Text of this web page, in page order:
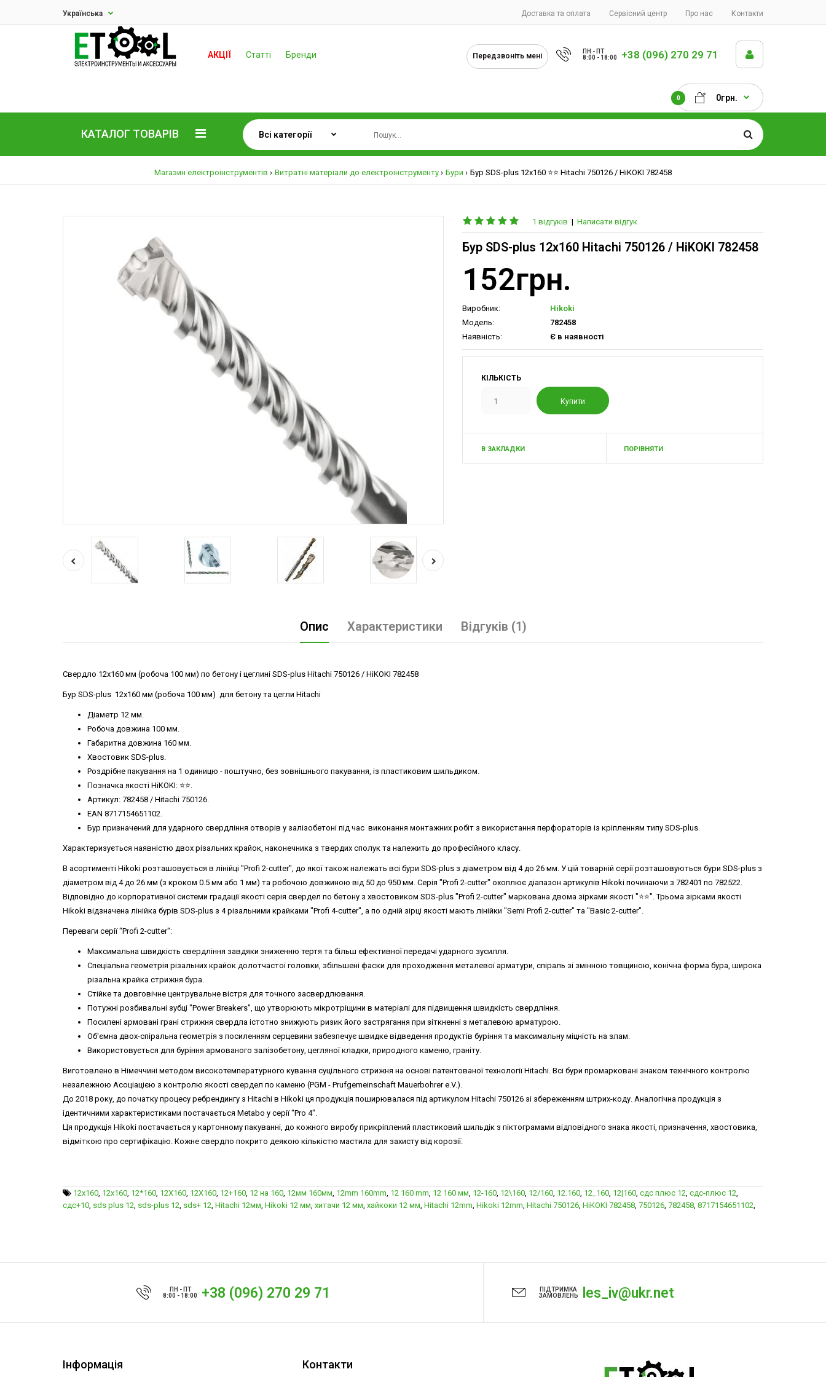
Доставка та оплата Сервісний центр Про нас Контакти
Українська
АКЦІЇ Статті Бренди Передзвоніть мені
ПН - ПТ
8:00 - 18:00
+38 (096) 270 29 71
0 0грн.
КАТАЛОГ ТОВАРІВ
Магазин електроінструментів Витратні матеріали до електроінструменту Бури Бур SDS-plus 12х160 ⭐️⭐️ Hitachi 750126 / HiKOKI 782458
1 відгуків | Написати відгук
Бур SDS-plus 12х160 Hitachi 750126 / HiKOKI 782458
152грн.
Виробник:
Hikoki
Модель:
782458
Наявність:
Є в наявності
КІЛЬКІСТЬ
В ЗАКЛАДКИ ПОРІВНЯТИ
Опис Характеристики Відгуків (1)
Свердло 12х160 мм (робоча 100 мм) по бетону і цеглині SDS-plus Hitachi 750126 / HiKOKI 782458
Бур SDS-plus 12х160 мм (робоча 100 мм) для бетону та цегли Hitachi
Діаметр 12 мм.
Робоча довжина 100 мм.
Габаритна довжина 160 мм.
Хвостовик SDS-plus.
Роздрібне пакування на 1 одиницю - поштучно, без зовнішнього пакування, із пластиковим шильдиком.
Позначка якості HiKOKI: ⭐️⭐️.
Артикул: 782458 / Hitachi 750126.
EAN 8717154651102.
Бур призначений для ударного свердління отворів у залізобетоні під час виконання монтажних робіт з використання перфораторів із кріпленням типу SDS-plus.
Характеризується наявністю двох різальних крайок, наконечника з твердих сполук та належить до професійного класу.
В асортименті Hikoki розташовується в лінійці "Profi 2-cutter", до якої також належать всі бури SDS-plus з діаметром від 4 до 26 мм. У цій товарній серії розташовуються бури SDS-plus з
діаметром від 4 до 26 мм (з кроком 0.5 мм або 1 мм) та робочою довжиною від 50 до 950 мм. Серія "Profi 2-cutter" охоплює діапазон артикулів Hikoki починаючи з 782401 по 782522.
Відповідно до корпоративної системи градації якості серія свердел по бетону з хвостовиком SDS-plus "Profi 2-cutter" маркована двома зірками якості "⭐️⭐️". Трьома зірками якості
Hikoki відзначена лінійка бурів SDS-plus з 4 різальними крайками "Profi 4-cutter", а по одній зірці якості мають лінійки "Semi Profi 2-cutter" та "Basic 2-cutter".
Переваги серії "Profi 2-cutter":
Максимальна швидкість свердління завдяки зниженню тертя та більш ефективної передачі ударного зусилля.
Спеціальна геометрія різальних крайок долотчастої головки, збільшені фаски для проходження металевої арматури, спіраль зі змінною товщиною, конічна форма бура, широка
різальна крайка стрижня бура.
Стійке та довговічне центрувальне вістря для точного засвердлювання.
Потужні розбивальні зубці "Power Breakers", що утворюють мікротріщини в матеріалі для підвищення швидкість свердління.
Посилені армовані грані стрижня свердла істотно знижують ризик його застрягання при зіткненні з металевою арматурою.
Об'ємна двох-спіральна геометрія з посиленням серцевини забезпечує швидке відведення продуктів буріння та максимальну міцність на злам.
Використовується для буріння армованого залізобетону, цегляної кладки, природного каменю, граніту.
Виготовлено в Німеччині методом високотемпературного кування суцільного стрижня на основі патентованої технології Hitachi. Всі бури промарковані знаком технічного контролю
незалежною Асоціацією з контролю якості свердел по каменю (PGM - Prufgemeinschaft Mauerbohrer e.V.).
До 2018 року, до початку процесу ребрендингу з Hitachi в Hikoki ця продукція поширювалася під артикулом Hitachi 750126 зі збереженням штрих-коду. Аналогічна продукція з
ідентичними характеристиками постачається Metabo у серії "Pro 4".
Ця продукція Hikoki постачається у картонному пакуванні, до кожного виробу прикріплений пластиковий шильдік з піктограмами відповідного знака якості, призначення, хвостовика,
відміткою про сертифікацію. Кожне свердло покрито деякою кількістю мастила для захисту від корозії.
12x160, 12х160, 12*160, 12X160, 12Х160, 12+160, 12 на 160, 12мм 160мм, 12mm 160mm, 12 160 mm, 12 160 мм, 12-160, 12\160, 12/160, 12.160, 12_160, 12|160, сдс плюс 12, сдс-плюс 12,
сдс+10, sds plus 12, sds-plus 12, sds+ 12, Hitachi 12мм, Hikoki 12 мм, хитачи 12 мм, хайкоки 12 мм, Hitachi 12mm, Hikoki 12mm, Hitachi 750126, HiKOKI 782458, 750126, 782458, 8717154651102,
ПН - ПТ
8:00 - 18:00
+38 (096) 270 29 71
ПІДТРИМКА
ЗАМОВЛЕНЬ
les_iv@ukr.net
Інформація Контакти